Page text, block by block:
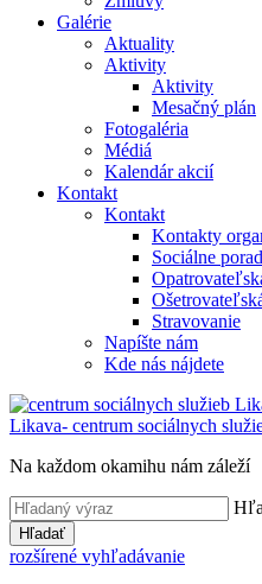
Galérie
Aktuality
Aktivity
Aktivity
Mesačný plán
Fotogaléria
Médiá
Kalendár akcií
Kontakt
Kontakt
Kontakty
Sociálne
Stravovanie
Napíšte nám
Kde nás nájdete
Likava- centrum sociálnych
Na každom okamihu nám záleží
Hľadať
rozšírené vyhľadávanie